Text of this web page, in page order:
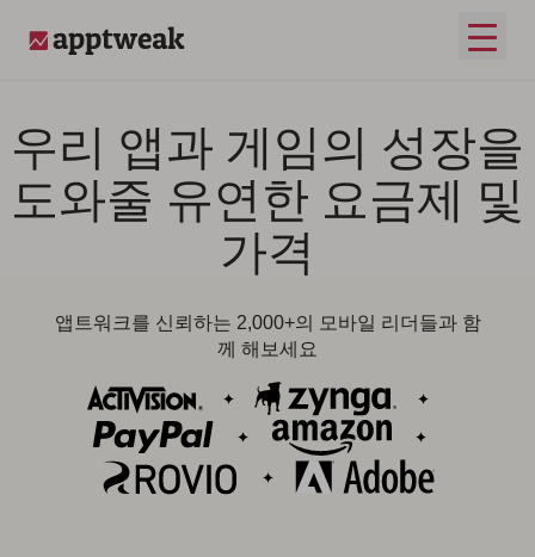
메인
우리 앱과 게임의 성장을
도와줄 유연한 요금제 및
가격
앱트워크를 신뢰하는 2,000+의 모바일 리더들과 함
께 해보세요